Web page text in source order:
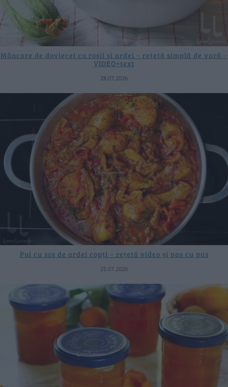
Mâncare de dovlecei cu roșii și ardei – rețetă simplă de vară –
VIDEO+text
28.07.2026
Pui cu sos de ardei copți – rețetă video și pas cu pas
25.07.2026